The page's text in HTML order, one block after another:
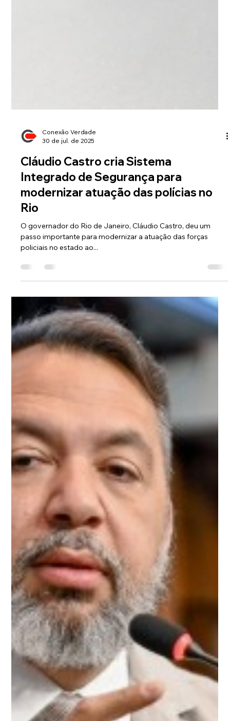
Conexão Verdade
30 de jul. de 2025
Cláudio Castro cria Sistema
Integrado de Segurança para
modernizar atuação das polícias no
O governador do Rio de Janeiro, Cláudio Castro, deu um
passo importante para modernizar a atuação das forças
policiais no estado ao...